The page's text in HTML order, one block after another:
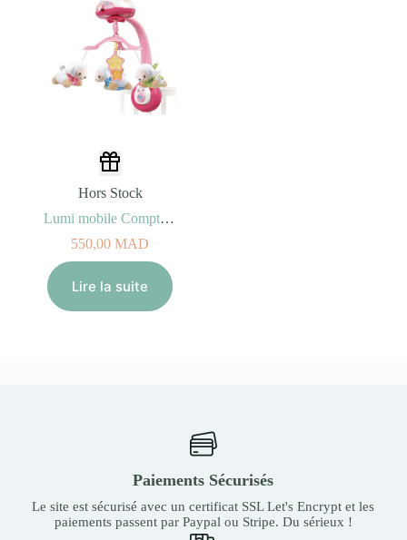
Hors Stock
Lumi mobile Compte-moutons rose (0-3ans)
550,00 MAD
Lire la suite
Paiements Sécurisés
Le site est sécurisé avec un certificat SSL Let's Encrypt et les
paiements passent par Paypal ou Stripe. Du sérieux !